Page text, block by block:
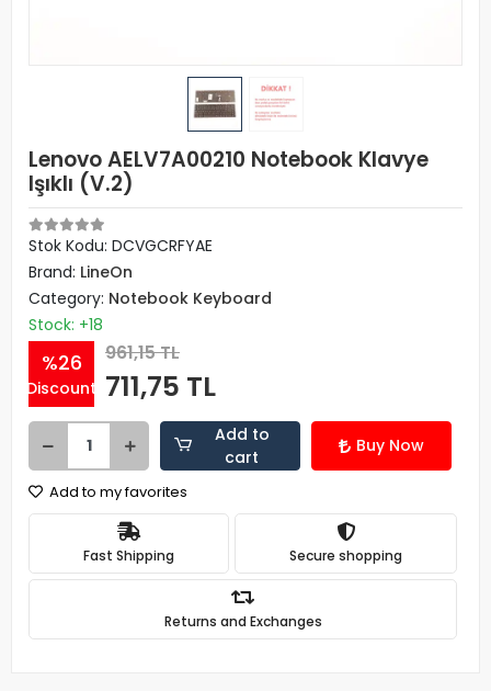
Lenovo AELV7A00210 Notebook Klavye
Işıklı (V.2)
Stok Kodu: DCVGCRFYAE
Brand: LineOn
Category: Notebook Keyboard
Stock: +18
%26
Discount
961,15 TL
711,75 TL
Add to
cart
Buy Now
Add to my favorites
Fast Shipping Secure shopping
Returns and Exchanges